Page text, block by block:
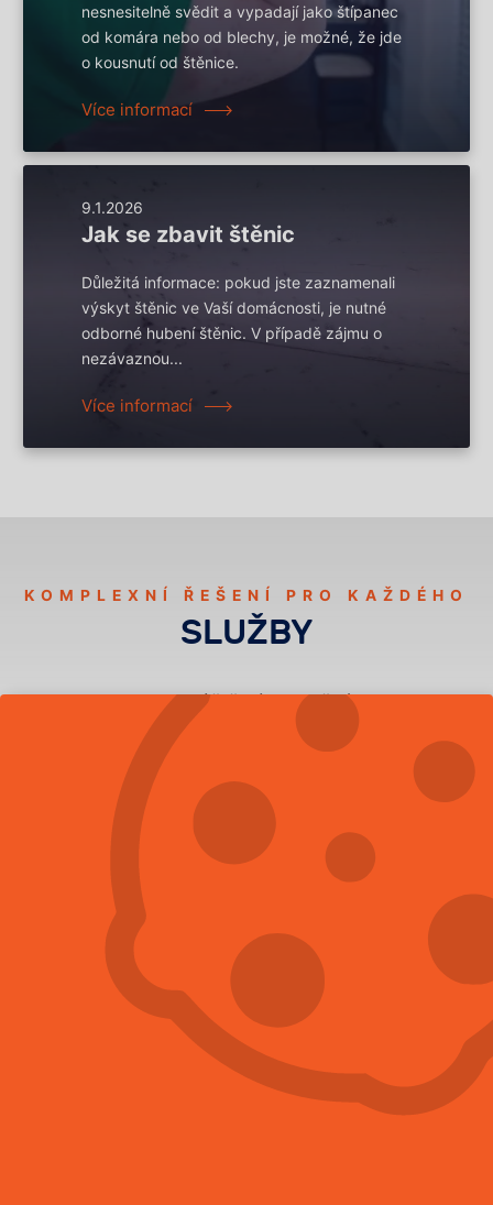
nesnesitelně svědit a vypadají jako štípanec
od komára nebo od blechy, je možné, že jde
o kousnutí od štěnice.
Více informací
9.1.2026
Jak se zbavit štěnic
Důležitá informace: pokud jste zaznamenali
výskyt štěnic ve Vaší domácnosti, je nutné
odborné hubení štěnic. V případě zájmu o
nezávaznou...
Více informací
KOMPLEXNÍ ŘEŠENÍ PRO KAŽDÉHO
SLUŽBY
Komplexní řešení pro každého
DERATIZACE
DEZINSEKCE
DEZINFEKCE
VYKLÍZENÍ A SANACE
OCHRANA PROTI HOLUBŮM
NEJČASTĚJI ŘEŠÍME
NEJVÍCE POPTÁVANÉ
SLUŽBY